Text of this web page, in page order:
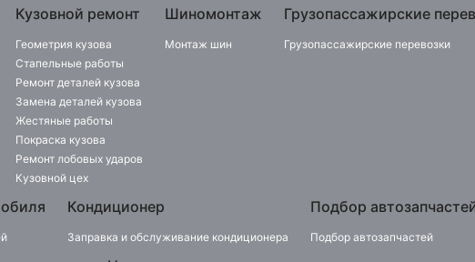
Кузовной ремонт
Геометрия кузова
Стапельные работы
Ремонт деталей кузова
Замена деталей кузова
Жестяные работы
Покраска кузова
Ремонт лобовых ударов
Кузовной цех
Шиномонтаж
Монтаж шин
Грузопассажирские
Грузопассажирские перевозки
Кондиционер
Заправка и обслуживание кондиционера
Подбор
Подбор автозапчастей